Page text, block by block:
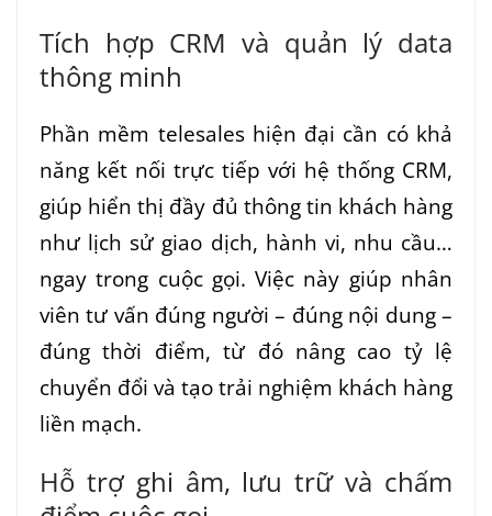
Tích hợp CRM và quản lý data
thông minh
Phần mềm telesales hiện đại cần có khả
năng kết nối trực tiếp với hệ thống CRM,
giúp hiển thị đầy đủ thông tin khách hàng
như lịch sử giao dịch, hành vi, nhu cầu…
ngay trong cuộc gọi. Việc này giúp nhân
viên tư vấn đúng người – đúng nội dung –
đúng thời điểm, từ đó nâng cao tỷ lệ
chuyển đổi và tạo trải nghiệm khách hàng
liền mạch.
Hỗ trợ ghi âm, lưu trữ và chấm